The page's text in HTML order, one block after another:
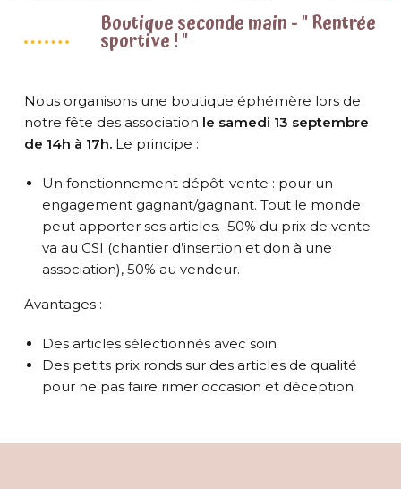
Boutique seconde main - " Rentrée
sportive ! "
Nous organisons une boutique éphémère lors de
notre fête des association le samedi 13 septembre
de 14h à 17h. Le principe :
Un fonctionnement dépôt-vente : pour un
engagement gagnant/gagnant. Tout le monde
peut apporter ses articles. 50% du prix de vente
va au CSI (chantier d’insertion et don à une
association), 50% au vendeur.
Avantages :
Des articles sélectionnés avec soin
Des petits prix ronds sur des articles de qualité
pour ne pas faire rimer occasion et déception